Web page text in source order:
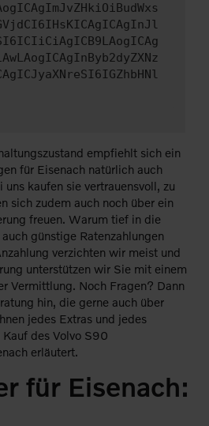
empfiehlt sich ein
für Eisenach natürlich auch
kaufen sie vertrauensvoll, zu
sich zudem auch noch über ein
freuen. Warum tief in die
günstige Ratenzahlungen
verzichten wir meist und
unterstützen wir Sie mit einem
Vermittlung. Noch Fragen? Dann
hin, die gerne auch über
jedes Extras und jedes
des Volvo S90
erläutert.
für Eisenach: